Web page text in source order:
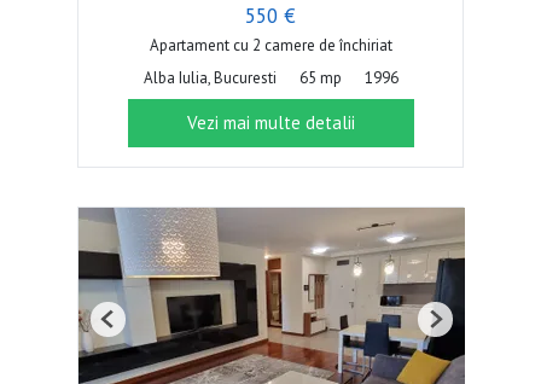
550 €
Apartament cu 2 camere de închiriat
Alba Iulia, Bucuresti
65 mp 1996
Vezi mai multe detalii
Previous Next